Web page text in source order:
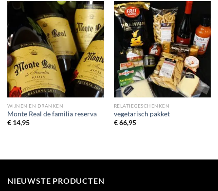
WIJNEN EN DRANKEN
Monte Real de familia reserva
€14,95
RELATIEGESCHENKEN
vegetarisch pakket
€66,95
NIEUWSTE PRODUCTEN